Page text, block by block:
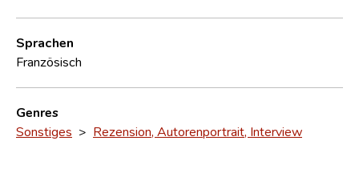
Sprachen
Französisch
Genres
Sonstiges > Rezension, Autorenportrait, Interview